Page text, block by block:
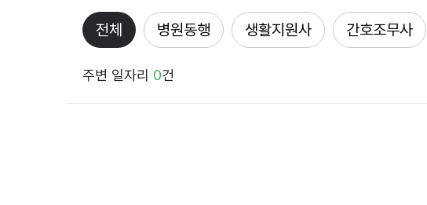
전체 병원동행 생활지원사 간호조무사
주변 일자리 0건